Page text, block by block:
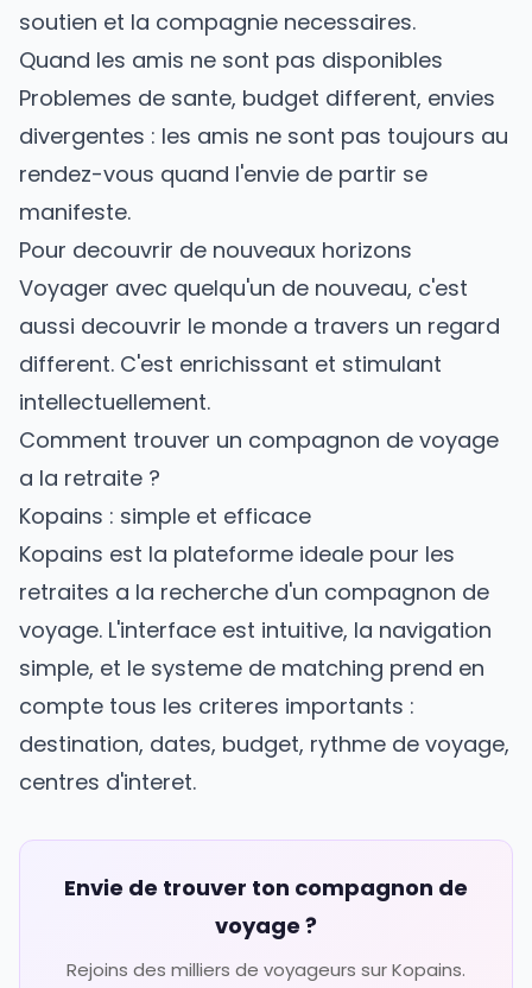
soutien et la compagnie necessaires.
Quand les amis ne sont pas disponibles
Problemes de sante, budget different, envies
divergentes : les amis ne sont pas toujours au
rendez-vous quand l'envie de partir se
manifeste.
Pour decouvrir de nouveaux horizons
Voyager avec quelqu'un de nouveau, c'est
aussi decouvrir le monde a travers un regard
different. C'est enrichissant et stimulant
intellectuellement.
Comment trouver un compagnon de voyage
a la retraite ?
Kopains : simple et efficace
Kopains est la plateforme ideale pour les
retraites a la recherche d'un compagnon de
voyage. L'interface est intuitive, la navigation
simple, et le systeme de matching prend en
compte tous les criteres importants :
destination, dates, budget, rythme de voyage,
centres d'interet.
Envie de trouver ton compagnon de
voyage ?
Rejoins des milliers de voyageurs sur Kopains.